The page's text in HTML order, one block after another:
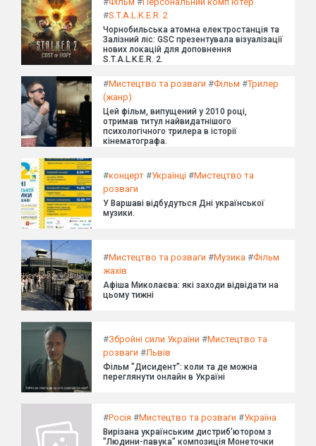
#S.T.A.L.K.E.R. 2
Чорнобильська атомна електростанція та
Залізний ліс: GSC презентувала візуалізації
нових локацій для доповнення
S.T.A.L.K.E.R. 2.
#Мистецтво та розваги #Фільм #Трилер
(жанр)
Цей фільм, випущений у 2010 році,
отримав титул найвидатнішого
психологічного трилера в історії
кінематографа.
#концерт #Українці #Мистецтво та
розваги
У Варшаві відбудуться Дні української
музики.
#Мистецтво та розваги #Музика #Фільм
жахів
Афіша Миколаєва: які заходи відвідати на
цьому тижні
#Збройні сили України #Мистецтво та
розваги #Львів
Фільм "Дисидент": коли та де можна
переглянути онлайн в Україні
#Росія #Мистецтво та розваги #Україна
Вирізана українським дистриб'ютором з
"Людини-павука" композиція Монеточки